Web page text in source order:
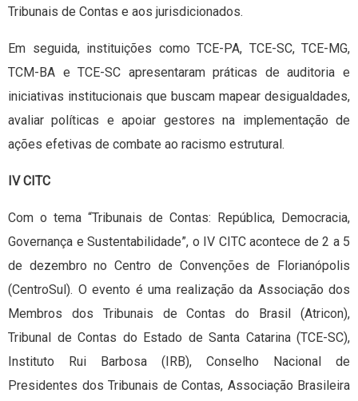
Tribunais de Contas e aos jurisdicionados.
Em seguida, instituições como TCE-PA, TCE-SC, TCE-MG,
TCM-BA e TCE-SC apresentaram práticas de auditoria e
iniciativas institucionais que buscam mapear desigualdades,
avaliar políticas e apoiar gestores na implementação de
ações efetivas de combate ao racismo estrutural.
IV CITC
Com o tema “Tribunais de Contas: República, Democracia,
Governança e Sustentabilidade”, o IV CITC acontece de 2 a 5
de dezembro no Centro de Convenções de Florianópolis
(CentroSul). O evento é uma realização da Associação dos
Membros dos Tribunais de Contas do Brasil (Atricon),
Tribunal de Contas do Estado de Santa Catarina (TCE-SC),
Instituto Rui Barbosa (IRB), Conselho Nacional de
Presidentes dos Tribunais de Contas, Associação Brasileira